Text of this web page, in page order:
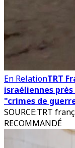
En RelationTRT
israéliennes
"crimes de
SOURCE:TRT
RECOMMANDÉ